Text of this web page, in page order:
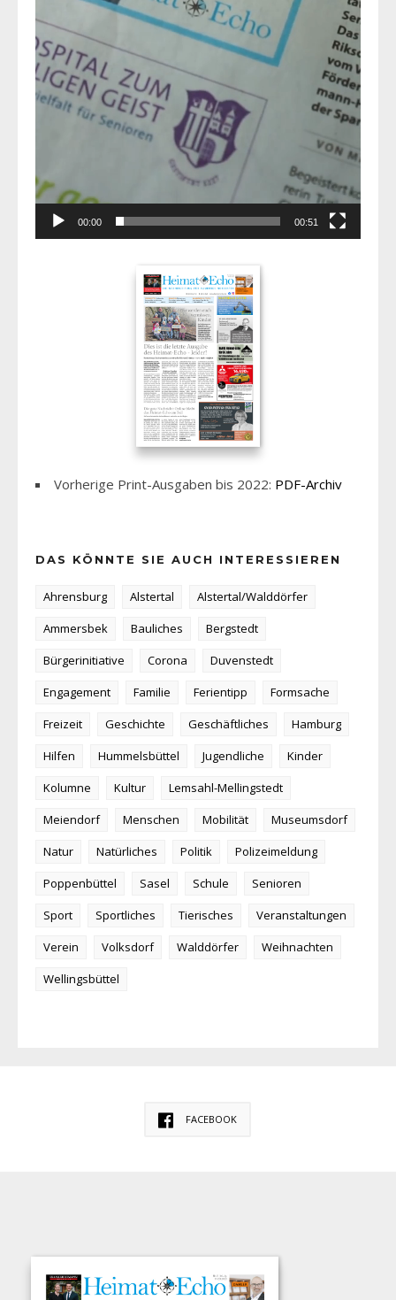
00:00 00:51
Vorherige Print-Ausgaben bis 2022: PDF-Archiv
DAS KÖNNTE SIE AUCH INTERESSIEREN
Ahrensburg Alstertal
Alstertal/Walddörfer
Ammersbek
Bauliches
Bergstedt
Bürgerinitiative
Corona
Duvenstedt
Engagement
Familie Ferientipp
Formsache
Freizeit
Geschichte Geschäftliches
Hamburg
Hilfen
Hummelsbüttel Jugendliche
Kinder
Kolumne
Kultur
Lemsahl-Mellingstedt
Meiendorf
Menschen Mobilität
Museumsdorf
Natur
Natürliches Politik
Polizeimeldung
Poppenbüttel
Sasel Schule
Senioren
Sport
Sportliches Tierisches
Veranstaltungen
Verein
Volksdorf Walddörfer
Weihnachten
Wellingsbüttel
FACEBOOK